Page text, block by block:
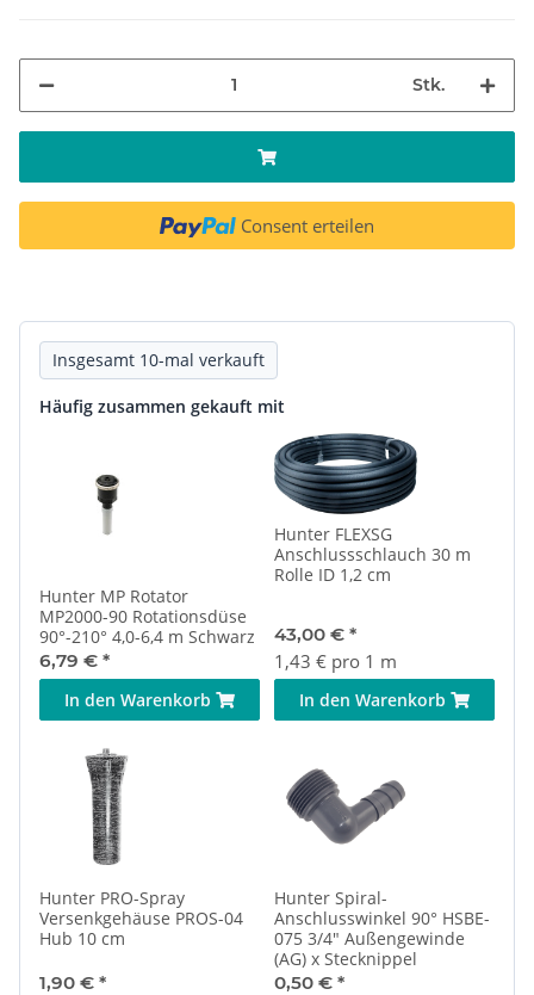
Stk.
Consent erteilen
Insgesamt 10-mal verkauft
Häufig zusammen gekauft mit
Hunter MP Rotator
MP2000-90 Rotationsdüse
90°-210° 4,0-6,4 m Schwarz
6,79 € *
In den Warenkorb
Hunter FLEXSG
Anschlussschlauch 30 m
Rolle ID 1,2 cm
43,00 € *
1,43 € pro 1 m
In den Warenkorb
Hunter PRO-Spray
Versenkgehäuse PROS-04
Hub 10 cm
1,90 € *
Hunter Spiral-
Anschlusswinkel 90° HSBE-
075 3/4" Außengewinde
(AG) x Stecknippel
0,50 € *